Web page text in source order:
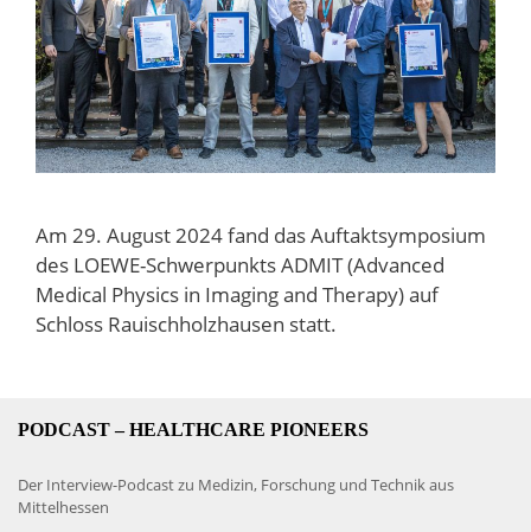
Am 29. August 2024 fand das Auftaktsymposium
des LOEWE-Schwerpunkts ADMIT (Advanced
Medical Physics in Imaging and Therapy) auf
Schloss Rauischholzhausen statt.
PODCAST – HEALTHCARE PIONEERS
Der Interview-Podcast zu Medizin, Forschung und Technik aus
Mittelhessen